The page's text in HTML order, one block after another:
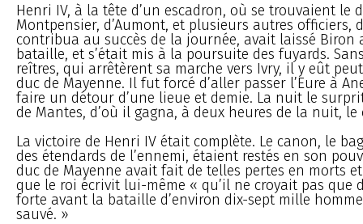
Henri IV, à la tête d’un escadron, où se trouvaient le
Montpensier, d’Aumont, et plusieurs autres officiers,
contribua au succès de la journée, avait laissé Biron
bataille, et s’était mis à la poursuite des fuyards.
reîtres, qui arrêtèrent sa marche vers Ivry, il y eût
duc de Mayenne. Il fut forcé d’aller passer l’Eure à
faire un détour d’une lieue et demie. La nuit le
de Mantes, d’où il gagna, à deux heures de la nuit, le
La victoire de Henri IV était complète. Le canon, le
des étendards de l’ennemi, étaient restés en son
duc de Mayenne avait fait de telles pertes en morts
que le roi écrivit lui-même « qu’il ne croyait pas que
forte avant la bataille d’environ dix-sept mille
sauvé. »